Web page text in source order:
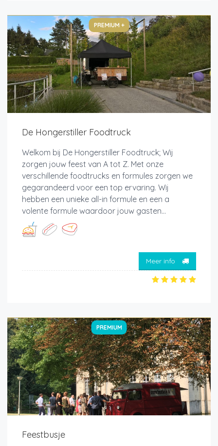
PREMIUM +
De Hongerstiller Foodtruck
Welkom bij De Hongerstiller Foodtruck; Wij
zorgen jouw feest van A tot Z. Met onze
verschillende foodtrucks en formules zorgen we
gegarandeerd voor een top ervaring. Wij
hebben een unieke all-in formule en een a
volente formule waardoor jouw gasten...
Meer info
PREMIUM
Feestbusje